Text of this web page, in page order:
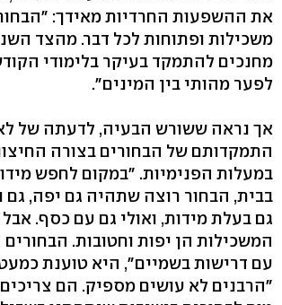
את ההשפעות החרדיות מאידך:
משכילות ופתוחות לכל דבר. מהצד
מחנכים להתמקד בעיקר בלימודי
לפער מהותי בין המינים".
אך נראה ששורש הבעיה, לדעתה של
התמקדותם של הבחורים בצורה
במעלות הפנימיות. "במקום לחפש
בבית, הבחור רוצה שתהיה גם יפה, גם
גם בעלת מידות, ואולי גם עם כסף.
המשכילות הן יפות וחטובות. הבחורים
עם דרישות בשמיים", היא טוענת
"הרבנים לא עושים מספיק. הם